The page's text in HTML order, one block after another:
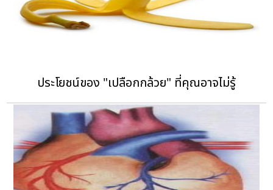
ประโยชน์ของ "เปลือกกล้วย" ที่คุณอาจไม่รู้